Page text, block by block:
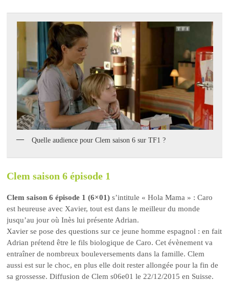
Quelle audience pour Clem saison 6 sur TF1 ?
Clem saison 6 épisode 1
Clem saison 6 épisode 1 (6×01) s’intitule « Hola Mama » : Caro
est heureuse avec Xavier, tout est dans le meilleur du monde
jusqu’au jour où Inès lui présente Adrian.
Xavier se pose des questions sur ce jeune homme espagnol : en fait
Adrian prétend être le fils biologique de Caro. Cet évènement va
entraîner de nombreux bouleversements dans la famille. Clem
aussi est sur le choc, en plus elle doit rester allongée pour la fin de
sa grossesse. Diffusion de Clem s06e01 le 22/12/2015 en Suisse.